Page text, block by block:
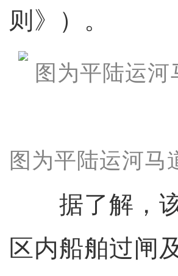
则》）。
图为平陆运河马
据了解，该
区内船舶过闸